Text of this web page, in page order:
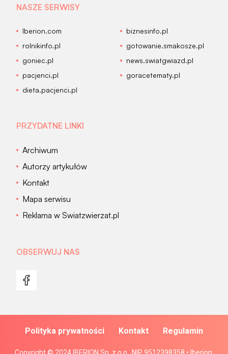
NASZE SERWISY
Iberion.com
biznesinfo.pl
rolnikinfo.pl
gotowanie.smakosze.pl
goniec.pl
news.swiatgwiazd.pl
pacjenci.pl
goracetematy.pl
dieta.pacjenci.pl
PRZYDATNE LINKI
Archiwum
Autorzy artykułów
Kontakt
Mapa serwisu
Reklama w Swiatzwierzat.pl
OBSERWUJ NAS
Polityka prywatności Kontakt Regulamin